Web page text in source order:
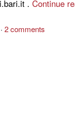
. Continue
2 comments